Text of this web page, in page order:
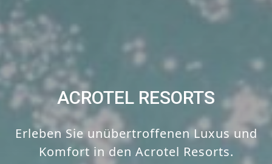
ACROTEL RESORTS
Erleben Sie unübertroffenen Luxus und
Komfort in den Acrotel Resorts.